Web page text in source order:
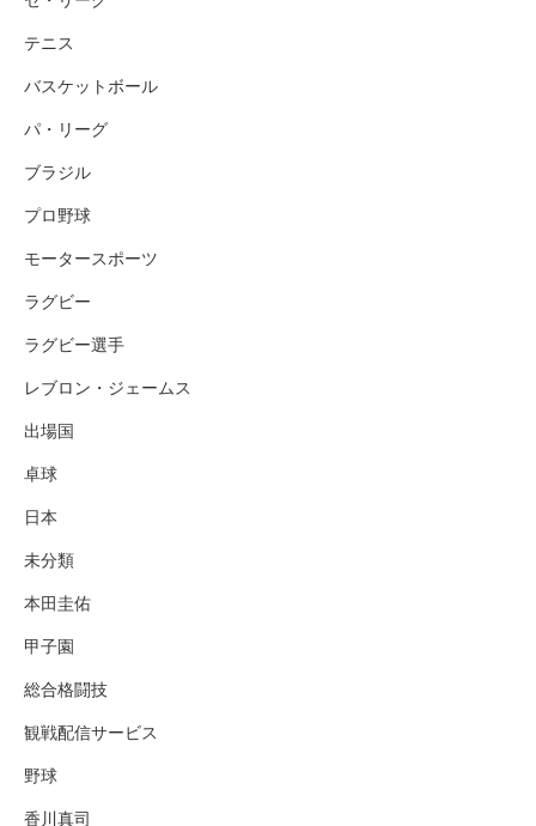
テニス
バスケットボール
パ・リーグ
ブラジル
プロ野球
モータースポーツ
ラグビー
ラグビー選手
レブロン・ジェームス
出場国
卓球
日本
未分類
本田圭佑
甲子園
総合格闘技
観戦配信サービス
野球
香川真司